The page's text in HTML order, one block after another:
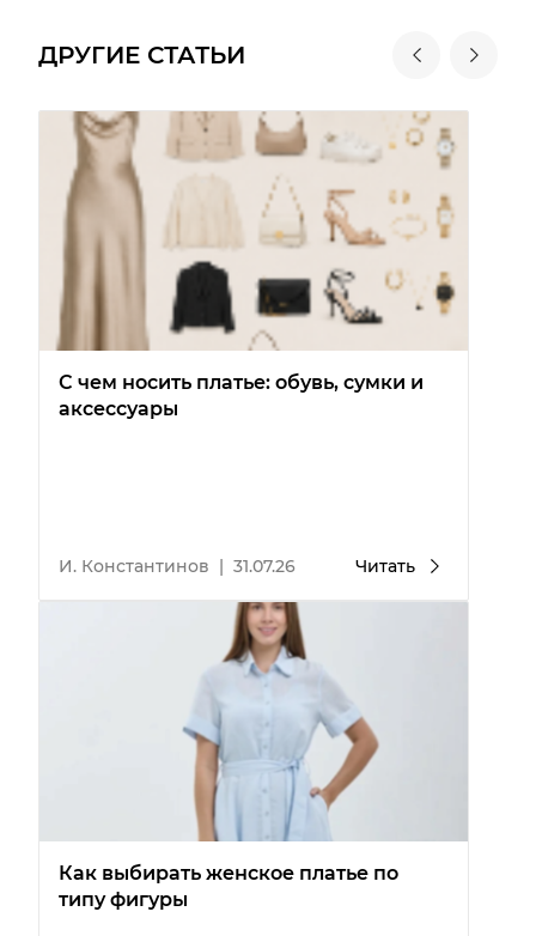
ДРУГИЕ СТАТЬИ
С чем носить платье: обувь, сумки и
аксессуары
И. Константинов | 31.07.26 Читать
Как выбирать женское платье по
типу фигуры